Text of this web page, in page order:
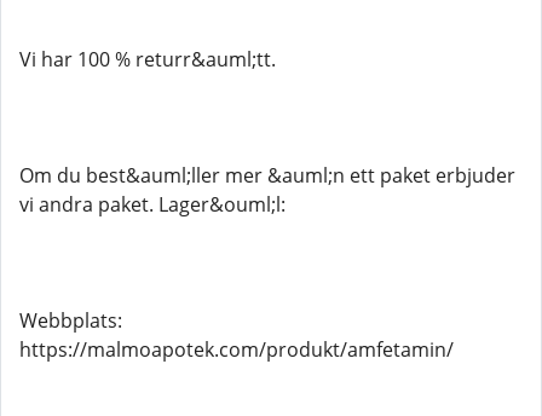
Vi har 100 % returr&auml;tt.
Om du best&auml;ller mer &auml;n ett paket erbjuder
vi andra paket. Lager&ouml;l:
Webbplats:
https://malmoapotek.com/produkt/amfetamin/